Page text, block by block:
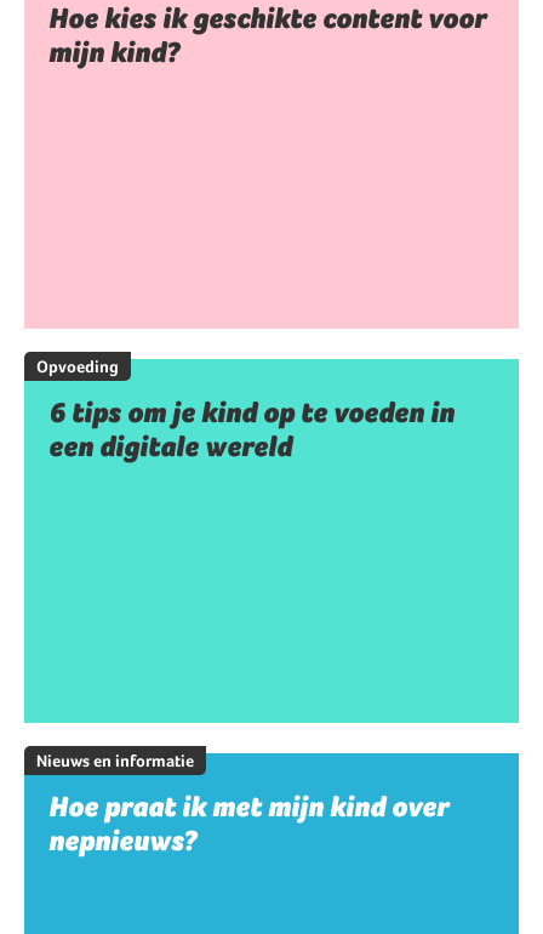
Hoe kies ik geschikte content voor
mijn kind?
Opvoeding
6 tips om je kind op te voeden in
een digitale wereld
Nieuws en informatie
Hoe praat ik met mijn kind over
nepnieuws?